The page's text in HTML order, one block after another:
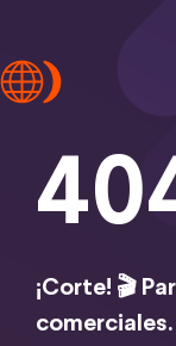
¡Corte! 🎬
comerciales.